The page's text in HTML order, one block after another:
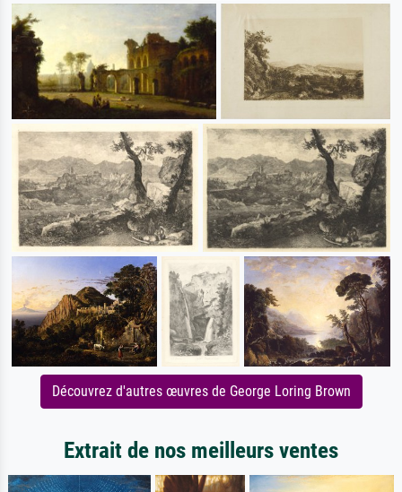
Découvrez d'autres œuvres de George Loring Brown
Extrait de nos meilleurs ventes